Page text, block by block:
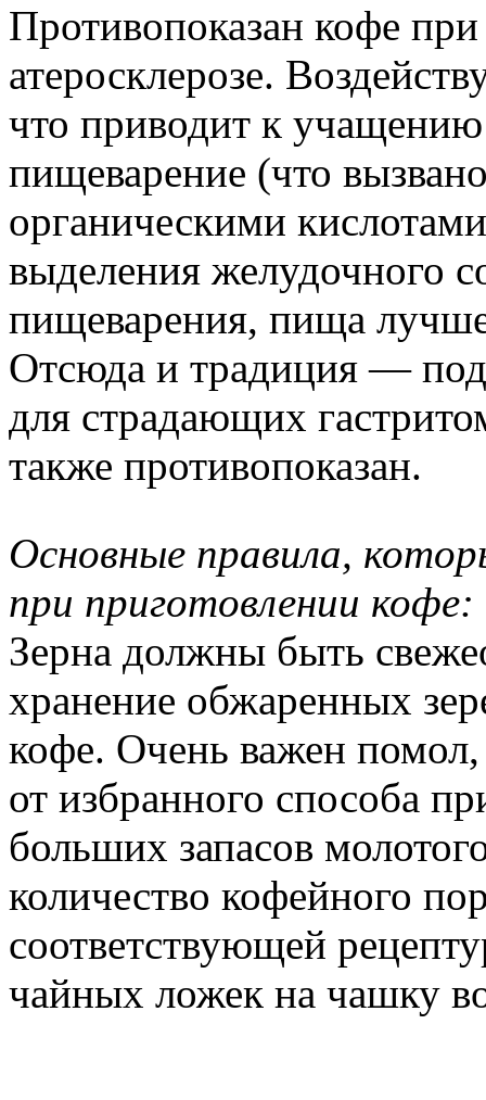
Противопоказан кофе
атеросклерозе.
что приводит к
пищеварение (что
органическими
выделения желудочного
пищеварения, пища
Отсюда и традиция —
для страдающих
также противопоказан.
Основные правила,
при приготовлении кофе:
Зерна должны быть
хранение обжаренных
кофе. Очень важен помол,
от избранного способа
больших запасов
количество кофейного
соответствующей
чайных ложек на чашку